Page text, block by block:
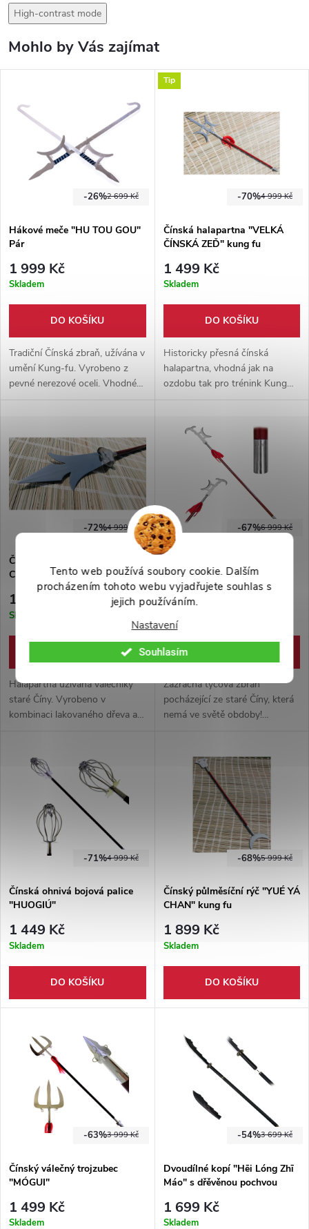
Tento web používá soubory cookie. Dalším
procházením tohoto webu vyjadřujete souhlas s
jejich používáním.
Nastavení
Souhlasím
High-contrast mode
Mohlo by Vás zajímat
2 699 Kč
-26%
Hákové meče "HU TOU GOU"
Pár
1 999 Kč
Skladem
DO KOŠÍKU
Tradiční Čínská zbraň, užívána v
umění Kung-fu. Vyrobeno z
pevné nerezové oceli. Vhodné
jak na výstavu tak trénink i
Tip
4 999 Kč
-70%
Čínská halapartna "VELKÁ
ČÍNSKÁ ZEĎ" kung fu
1 499 Kč
Skladem
DO KOŠÍKU
Historicky přesná čínská
halapartna, vhodná jak na
ozdobu tak pro trénink Kung
Fu. Vyrobeno z pevného dřeva
4 999 Kč
-72%
Čínská halapartna "ROYAL
CROWN" kung fu
1 399 Kč
Skladem
Halapartna užívaná válečníky
staré Číny. Vyrobeno v
kombinaci lakovaného dřeva a
kontaktní šerm.
6 999 Kč
-67%
"TRADITIONAL MA JI" ostrá!
2 299 Kč
Zázračná tyčová zbraň
pocházející ze staré Číny, která
nemá ve světě obdoby!
dřeva. Nástroj vhodný pro
trénink jak do prázdna, tak na
kontaktní boj.
4 999 Kč
-71%
Čínská ohnivá bojová palice
"HUOGIÚ"
1 449 Kč
Skladem
DO KOŠÍKU
5 999 Kč
-68%
Čínský půlměsíční rýč "YUÉ YÁ
CHAN" kung fu
1 899 Kč
Skladem
DO KOŠÍKU
3 999 Kč
-63%
Čínský válečný trojzubec
"MÓGUI"
1 499 Kč
Skladem
3 699 Kč
-54%
Dvoudílné kopí "Hēi Lóng Zhī
Máo" s dřěvěnou pochvou
1 699 Kč
Skladem